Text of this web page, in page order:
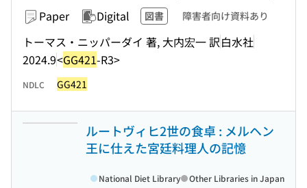
Paper Digital 図書 障害者向け資料あり
トーマス・ニッパーダイ 著, 大内宏一 訳白水社
2024.9<GG421-R3>
NDLC GG421
ルートヴィヒ2世の食卓 : メルヘン
王に仕えた宮廷料理人の記憶
National Diet Library Other Libraries in Japan